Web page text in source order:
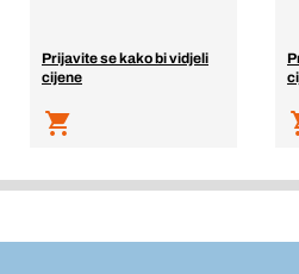
Prijavite se kako bi vidjeli
cijene